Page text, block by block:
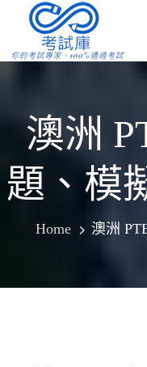
content
澳洲
題、模
Home 澳洲